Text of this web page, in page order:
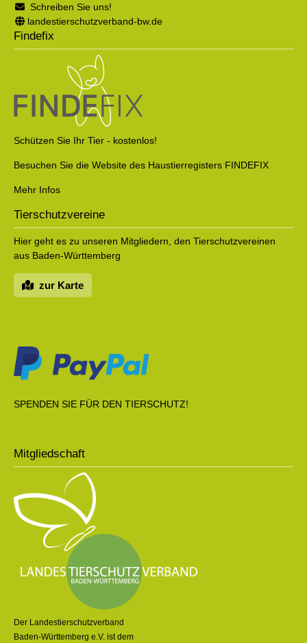
Schreiben Sie uns!
landestierschutzverband-bw.de
Findefix
Schützen Sie Ihr Tier - kostenlos!
Besuchen Sie die Website des Haustierregisters FINDEFIX
Mehr Infos
Tierschutzvereine
Hier geht es zu unseren Mitgliedern, den Tierschutzvereinen
aus Baden-Württemberg
zur Karte
SPENDEN SIE FÜR DEN TIERSCHUTZ!
Mitgliedschaft
Der Landestierschutzverband
Baden-Württemberg e.V. ist dem